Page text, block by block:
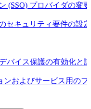
(SSO) プロバイダの変更
セキュリティ要件の設定
バイス保護の有効化と
ンおよびサービス用の